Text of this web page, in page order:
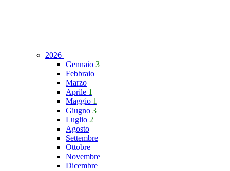
2026
Gennaio 3
Febbraio
Marzo
Aprile 1
Maggio 1
Giugno 3
Luglio 2
Agosto
Settembre
Ottobre
Novembre
Dicembre